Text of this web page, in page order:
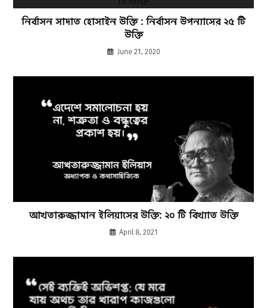
নির্বাসন সাদাত হোসাইন উক্তি : নির্বাসন উপন্যাসের ২৫ টি
উক্তি
June 21, 2020
আখতারুজ্জামান ইলিয়াসের উক্তি: ২০ টি বিখ্যাত উক্তি
April 8, 2021